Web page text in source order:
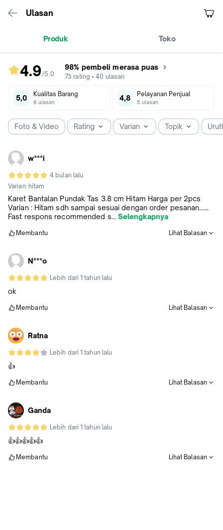
Ulasan
Produk Toko
4.9/5.0
rating
4.9
5
98% pembeli merasa puas
73 rating • 40 ulasan
5,0 Kualitas Barang
6 ulasan 4,8 Pelayanan Penjual
5 ulasan
Foto & Video Rating Varian Topik
w***i
4 bulan lalu
Varian: hitam
Karet Bantalan Pundak Tas 3.8 cm Hitam Harga per 2pcs
Varian : Hitam sdh sampai sesuai dengan order pesanan......
Fast respons recommended s...Selengkapnya
Membantu Lihat Balasan
N***o
Lebih dari 1 tahun lalu
ok
Membantu Lihat Balasan
Ratna
Lebih dari 1 tahun lalu
👍
Membantu Lihat Balasan
Ganda
Lebih dari 1 tahun lalu
👍👍👍👍👍
Membantu Lihat Balasan